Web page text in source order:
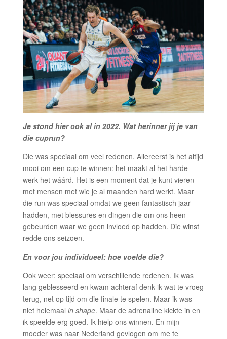
Je stond hier ook al in 2022. Wat herinner jij je van
die cuprun?
Die was speciaal om veel redenen. Allereerst is het altijd
mooi om een cup te winnen: het maakt al het harde
werk het wáárd. Het is een moment dat je kunt vieren
met mensen met wie je al maanden hard werkt. Maar
die run was speciaal omdat we geen fantastisch jaar
hadden, met blessures en dingen die om ons heen
gebeurden waar we geen invloed op hadden. Die winst
redde ons seizoen.
En voor jou individueel: hoe voelde die?
Ook weer: speciaal om verschillende redenen. Ik was
lang geblesseerd en kwam achteraf denk ik wat te vroeg
terug, net op tijd om die finale te spelen. Maar ik was
niet helemaal in shape. Maar de adrenaline kickte in en
ik speelde erg goed. Ik hielp ons winnen. En mijn
moeder was naar Nederland gevlogen om me te